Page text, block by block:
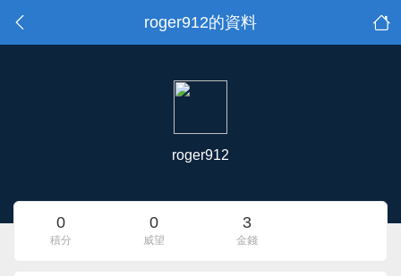
roger912的資料
roger912
0
積分
0
威望
3
金錢